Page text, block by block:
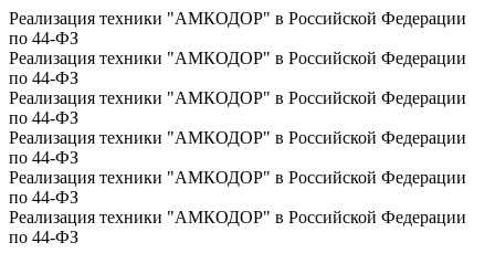
Реализация техники "АМКОДОР" в Российской Федерации
по 44-ФЗ
Реализация техники "АМКОДОР" в Российской Федерации
по 44-ФЗ
Реализация техники "АМКОДОР" в Российской Федерации
по 44-ФЗ
Реализация техники "АМКОДОР" в Российской Федерации
по 44-ФЗ
Реализация техники "АМКОДОР" в Российской Федерации
по 44-ФЗ
Реализация техники "АМКОДОР" в Российской Федерации
по 44-ФЗ